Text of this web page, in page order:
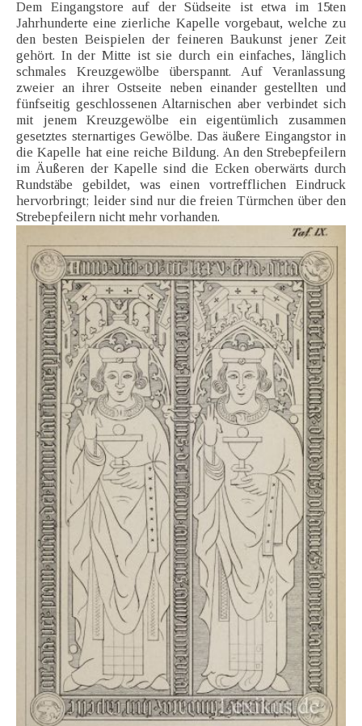
Dem Eingangstore auf der Südseite ist etwa im 15ten
Jahrhunderte eine zierliche Kapelle vorgebaut, welche zu
den besten Beispielen der feineren Baukunst jener Zeit
gehört. In der Mitte ist sie durch ein einfaches, länglich
schmales Kreuzgewölbe überspannt. Auf Veranlassung
zweier an ihrer Ostseite neben einander gestellten und
fünfseitig geschlossenen Altarnischen aber verbindet sich
mit jenem Kreuzgewölbe ein eigentümlich zusammen
gesetztes sternartiges Gewölbe. Das äußere Eingangstor in
die Kapelle hat eine reiche Bildung. An den Strebepfeilern
im Äußeren der Kapelle sind die Ecken oberwärts durch
Rundstäbe gebildet, was einen vortrefflichen Eindruck
hervorbringt; leider sind nur die freien Türmchen über den
Strebepfeilern nicht mehr vorhanden.